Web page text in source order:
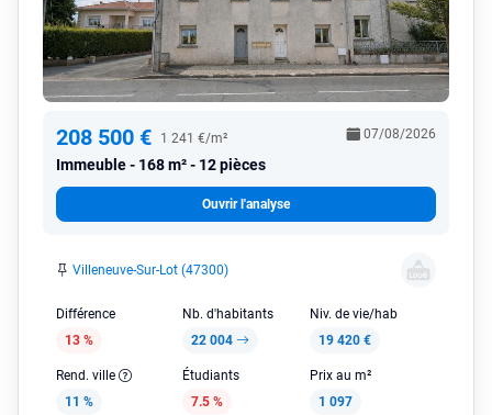
208 500 € 1 241 €/m²
Immeuble 168 m² - 12 pièces
07/08/2026
Ouvrir l'analyse
Villeneuve-Sur-Lot (47300)
Différence
13 %
Nb. d'habitants
22 004
Niv. de vie/hab
19 420 €
Rend. ville
11 %
Étudiants
7.5 %
Prix au m²
1 097